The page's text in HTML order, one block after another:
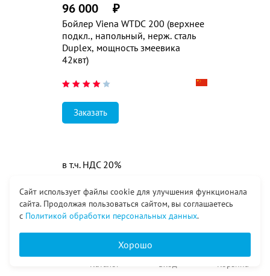
Бойлер Viena WTDС 200 (верхнее
подкл., напольный, нерж. сталь
Duplex, мощность змеевика
42квт)
96 000 ₽
Заказать
в т.ч. НДС 20%
Сайт использует файлы cookie для улучшения функционала
сайта. Продолжая пользоваться сайтом, вы соглашаетесь
с Политикой обработки персональных данных.
Хорошо